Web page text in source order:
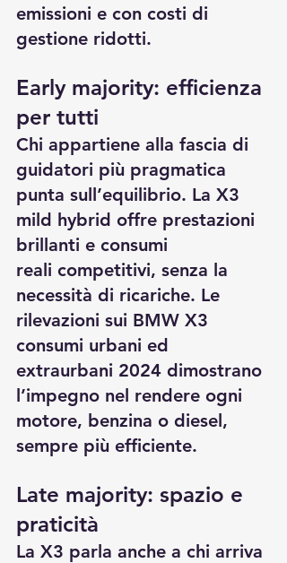
emissioni e con costi di
gestione ridotti.
Early majority: efficienza
per tutti
Chi appartiene alla fascia di
guidatori più pragmatica
punta sull’equilibrio. La X3
mild hybrid offre prestazioni
brillanti e consumi
reali competitivi, senza la
necessità di ricariche. Le
rilevazioni sui BMW X3
consumi urbani ed
extraurbani 2024 dimostrano
l’impegno nel rendere ogni
motore, benzina o diesel,
sempre più efficiente.
Late majority: spazio e
praticità
La X3 parla anche a chi arriva